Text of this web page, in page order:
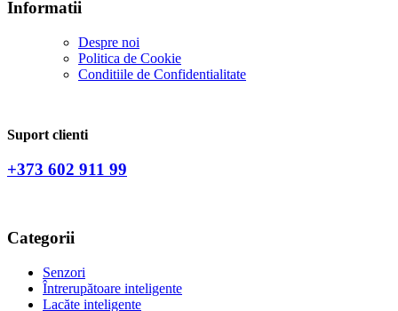
Informatii
Despre noi
Politica de Сookie
Conditiile de Confidentialitate
Suport clienti
+373 602 911 99
Categorii
Senzori
Întrerupătoare inteligente
Lacăte inteligente